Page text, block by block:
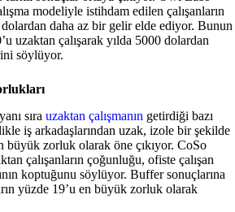
modeliyle istihdam edilen çalışanların
daha az bir gelir elde ediyor. Bunun
uzaktan çalışarak yılda 5000 dolardan
söylüyor.
sıra uzaktan çalışmanın getirdiği bazı
iş arkadaşlarından uzak, izole bir şekilde
büyük zorluk olarak öne çıkıyor. CoSo
çalışanların çoğunluğu, ofiste çalışan
koptuğunu söylüyor. Buffer sonuçlarına
yüzde 19’u en büyük zorluk olarak